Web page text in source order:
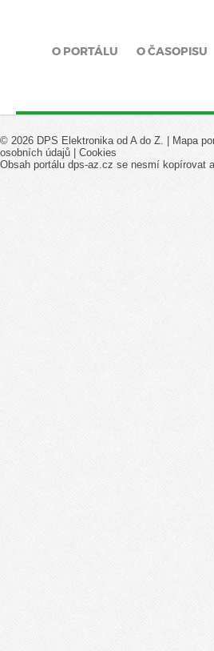
O PORTÁLU O ČASOPISU
© 2026 DPS Elektronika od A do Z. | Mapa
osobních údajů
Cookies
Obsah portálu dps-az.cz se nesmí kopírovat